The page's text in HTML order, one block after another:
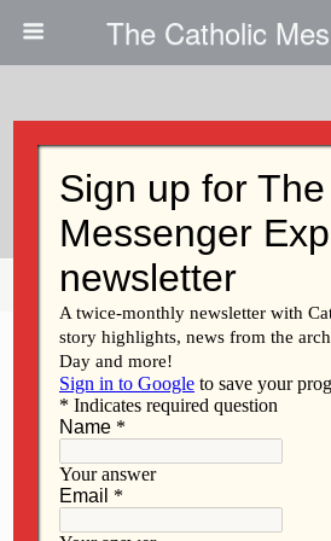
The Catholic
Caminando
Share Tweet